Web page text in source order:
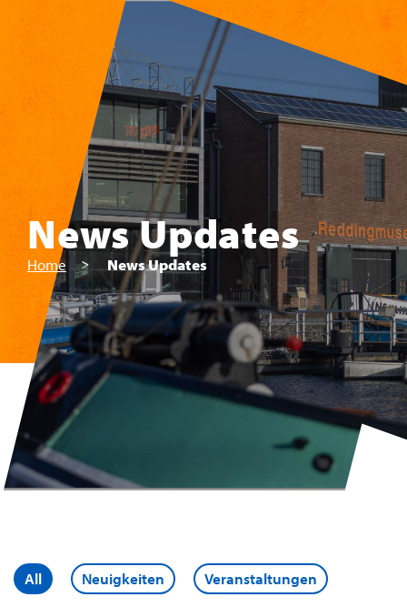
Zum Hauptinhalt springen
News Updates
Home News Updates
All Neuigkeiten Veranstaltungen